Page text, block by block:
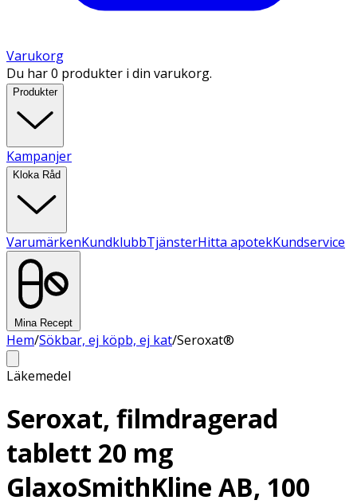
Varukorg
Du har 0 produkter i din varukorg.
Produkter
Kampanjer
Kloka Råd
VarumärkenKundklubbTjänsterHitta apotekKundservice
Mina Recept
Hem/Sökbar, ej köpb, ej kat/Seroxat®
Läkemedel
Seroxat, filmdragerad
tablett 20 mg
GlaxoSmithKline AB, 100